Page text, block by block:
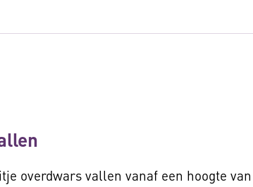
overdwars vallen vanaf een hoogte